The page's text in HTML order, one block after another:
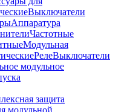
Выключатели
Аппаратура
Частотные
Модульная
РелеВыключатели
модульное
защита
модульной